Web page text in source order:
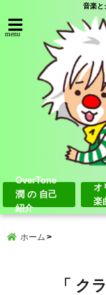
音楽と
menu
OverTone
潤 の 自己
紹介
オ
楽
ホーム
「 ク